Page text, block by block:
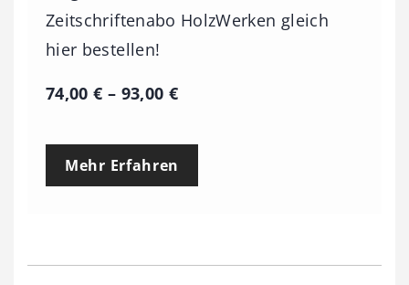
Zeitschriftenabo HolzWerken gleich
hier bestellen!
74,00€ – 93,00 €P
e
p
Mehr Erfahren